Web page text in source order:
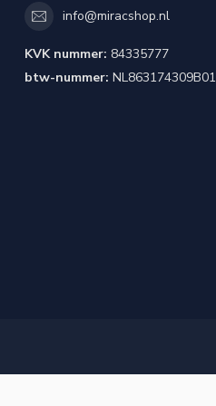
info@miracshop.nl
KVK nummer: 84335777
btw-nummer: NL863174309B01